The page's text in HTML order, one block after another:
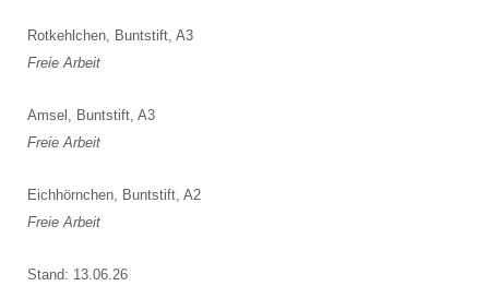
Rotkehlchen, Buntstift, A3
Freie Arbeit
Amsel, Buntstift, A3
Freie Arbeit
Eichhörnchen, Buntstift, A2
Freie Arbeit
Stand: 13.06.26